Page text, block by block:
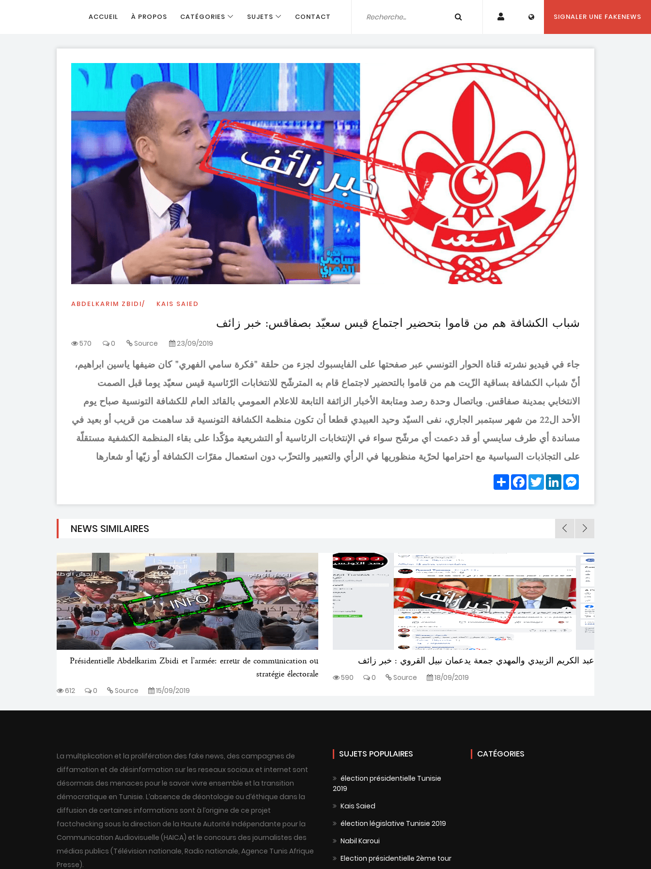
ACCUEIL À PROPOS CATÉGORIES SUJETS CONTACT SIGNALER UNE FAKENEWS
ABDELKARIM ZBIDI KAIS SAIED
شباب الكشافة هم من قاموا بتحضير اجتماع قيس سعيّد بصفاقس: خبر زائف
570 0 Source 23/09/2019
جاء في فيديو نشرته قناة الحوار التونسي عبر صفحتها على الفايسبوك لجزء من حلقة "فكرة سامي الفهري" كان ضيفها ياسين ابراهيم،
أنّ شباب الكشافة بساقية الزّيت هم من قاموا بالتحضير لاجتماع قام به المترشّح للانتخابات الرّئاسية قيس سعيّد يوما قبل الصمت
الانتخابي بمدينة صفاقس. وباتصال وحدة رصد ومتابعة الأخبار الزائفة التابعة للاعلام العمومي بالقائد العام للكشافة التونسية صباح يوم
الأحد ال22 من شهر سبتمبر الجاري، نفى السيّد وحيد العبيدي قطعا أن تكون منظمة الكشافة التونسية قد ساهمت من قريب أو بعيد في
مساندة أي طرف سايسي أو قد دعمت أي مرشّح سواء في الإنتخابات الرئاسية أو التشريعية مؤكّدا على بقاء المنظمة الكشفية مستقلّة
على التجاذبات السياسية مع احترامها لحرّية منظوريها في الرأي والتعبير والتحزّب دون استعمال مقرّات الكشافة أو زيّها أو شعارها
ShareFacebookTwitterLinkedIn
NEWS SIMILAIRES
Présidentielle Abdelkarim Zbidi et l’armée: erreur de communication ou
stratégie électorale
612 0 Source 15/09/2019
عبد الكريم الزبيدي والمهدي جمعة يدعمان نبيل القروي : خبر زائف
590 0 Source 18/09/2019
La multiplication et la prolifération des fake news, des campagnes de
diffamation et de désinformation sur les reseaux sociaux et internet sont
désormais des menaces pour le savoir vivre ensemble et la transition
démocratique en Tunisie. L’absence de déontologie ou d’éthique dans la
diffusion de certaines informations sont à l’origine de ce projet
factchecking sous la direction de la Haute Autorité Indépendante pour la
Communication Audiovisuelle (HAICA) et le concours des journalistes des
médias publics (Télévision nationale, Radio nationale, Agence Tunis Afrique
Presse).
SUJETS POPULAIRES
élection présidentielle Tunisie
2019
Kais Saied
élection législative Tunisie 2019
Nabil Karoui
Election présidentielle 2ème tour
CATÉGORIES